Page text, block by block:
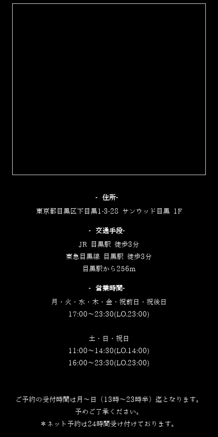
‐住所‐
東京都目黒区下目黒1-3-28 サンウッド目黒 1F
‐交通手段‐
JR 目黒駅 徒歩3分
東急目黒線 目黒駅 徒歩3分
目黒駅から256m
‐営業時間‐
月・火・水・木・金・祝前日・祝後日
17:00～23:30(LO.23:00)
土・日・祝日
11:00～14:30(LO.14:00)
16:00～23:30(LO.23:00)
ご予約の受付時間は月～日（13時～23時半）迄となります。
予めご了承ください。
＊ネット予約は24時間受け付けております。